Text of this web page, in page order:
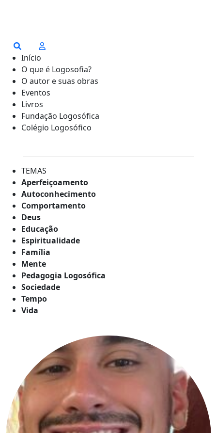
Início
O que é Logosofia?
O autor e suas obras
Eventos
Livros
Fundação Logosófica
Colégio Logosófico
TEMAS
Aperfeiçoamento
Autoconhecimento
Comportamento
Deus
Educação
Espiritualidade
Família
Mente
Pedagogia Logosófica
Sociedade
Tempo
Vida